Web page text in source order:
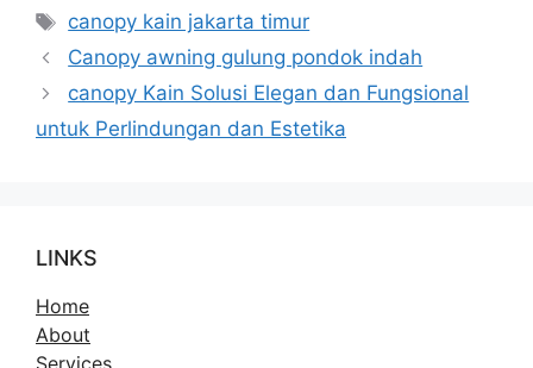
Tag
canopy kain jakarta timur
Canopy awning gulung pondok indah
canopy Kain Solusi Elegan dan Fungsional
untuk Perlindungan dan Estetika
LINKS
Home
About